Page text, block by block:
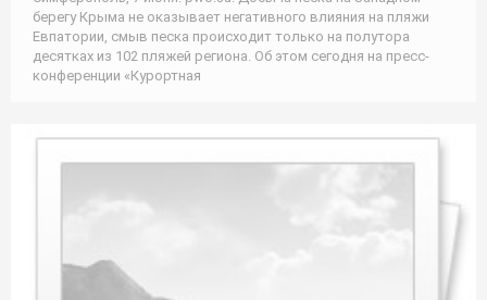
берегу Крыма не оказывает негативного влияния на пляжи
Евпатории, смыв песка происходит только на полутора
десятках из 102 пляжей региона. Об этом сегодня на пресс-
конференции «Курортная